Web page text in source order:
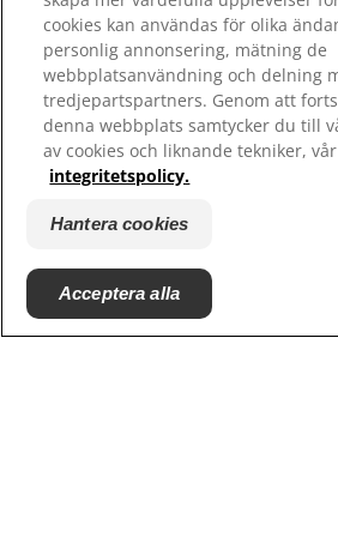
Hill's 100% Nöjdhetsgaranti -
All rights reserved.
Såsom det används här,
cookies kan användas för olika
personlig annonsering, mätning de
webbplatsanvändning och delning
tredjepartspartners. Genom att
denna webbplats samtycker du till
av cookies och liknande tekniker, vår
integritetspolicy.
Hantera cookies
Acceptera alla